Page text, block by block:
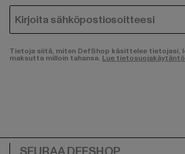
SÄHKÖPOSTI
Tietoja siitä, miten DefShop käsittelee
maksutta milloin tahansa. Lue tietosuojakäytäntö